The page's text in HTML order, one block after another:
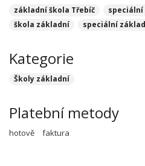
základní škola Třebíč
speciální
škola základní
speciální
Kategorie
Školy základní
Platební metody
hotově faktura